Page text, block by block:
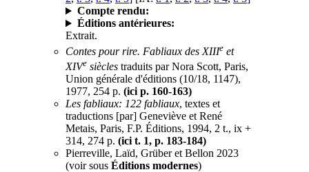
Compte rendu:
Éditions antérieures:
Extrait.
Contes pour rire. Fabliaux des XIIIe et
XIVe siècles traduits par Nora Scott, Paris,
Union générale d'éditions (10/18, 1147),
1977, 254 p. (ici p. 160-163)
Les fabliaux: 122 fabliaux, textes et
traductions [par] Geneviève et René
Metais, Paris, F.P. Éditions, 1994, 2 t., ix +
314, 274 p. (ici t. 1, p. 183-184)
Pierreville, Laïd, Grüber et Bellon 2023
(voir sous Éditions modernes)